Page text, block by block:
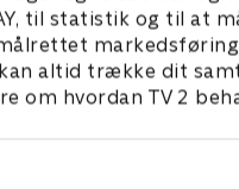
til statistik og til at
markedsføring
altid trække dit
om hvordan TV 2